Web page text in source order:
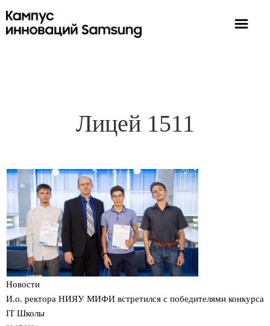
Лицей 1511
Новости
И.о. ректора НИЯУ МИФИ встретился с победителями конкурса
IT Школы